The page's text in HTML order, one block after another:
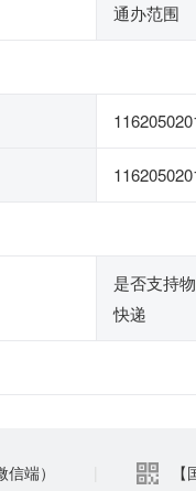
通办范围
是否支持
快递
端）